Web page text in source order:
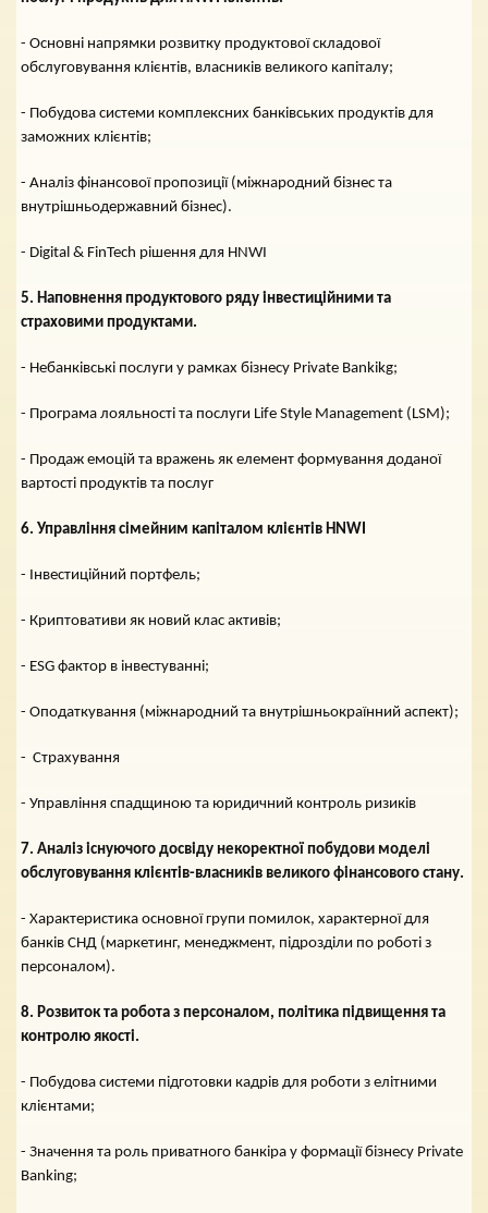
- Основні напрямки розвитку продуктової складової
обслуговування клієнтів, власників великого капіталу;
- Побудова системи комплексних банківських продуктів для
заможних клієнтів;
- Аналіз фінансової пропозиції (міжнародний бізнес та
внутрішньодержавний бізнес).
- Digital & FinTech рішення для HNWI
5. Наповнення продуктового ряду інвестиційними та
страховими продуктами.
- Небанківські послуги у рамках бізнесу Private Bankikg;
- Програма лояльності та послуги Life Style Management (LSM);
- Продаж емоцій та вражень як елемент формування доданої
вартості продуктів та послуг
6. Управління сімейним капіталом клієнтів HNWI
- Інвестиційний портфель;
- Криптовативи як новий клас активів;
- ESG фактор в інвестуванні;
- Оподаткування (міжнародний та внутрішньокраїнний аспект);
- Страхування
- Управління спадщиною та юридичний контроль ризиків
7. Аналіз існуючого досвіду некоректної побудови моделі
обслуговування клієнтів-власників великого фінансового стану.
- Характеристика основної групи помилок, характерної для
банків СНД (маркетинг, менеджмент, підрозділи по роботі з
персоналом).
8. Розвиток та робота з персоналом, політика підвищення та
контролю якості.
- Побудова системи підготовки кадрів для роботи з елітними
клієнтами;
- Значення та роль приватного банкіра у формації бізнесу Private
Banking;